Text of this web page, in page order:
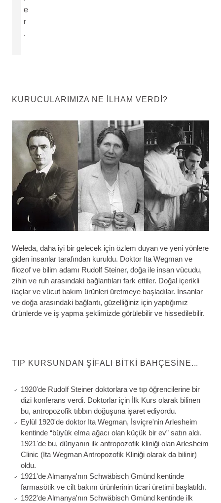
e
r
.
KURUCULARIMIZA NE ILHAM VERDI?
Weleda, daha iyi bir gelecek için özlem duyan ve yeni yönlere
giden insanlar tarafından kuruldu. Doktor Ita Wegman ve
filozof ve bilim adamı Rudolf Steiner, doğa ile insan vücudu,
zihin ve ruh arasındaki bağlantıları fark ettiler. Doğal içerikli
ilaçlar ve vücut bakım ürünleri üretmeye başladılar. İnsanlar
ve doğa arasındaki bağlantı, güzelliğiniz için yaptığımız
ürünlerde ve iş yapma şeklimizde görülebilir ve hissedilebilir.
TIP KURSUNDAN ŞIFALI BITKI BAHÇESINE...
1920'de Rudolf Steiner doktorlara ve tıp öğrencilerine bir
dizi konferans verdi. Doktorlar için İlk Kurs olarak bilinen
bu, antropozofik tıbbın doğuşuna işaret ediyordu.
Eylül 1920'de doktor Ita Wegman, İsviçre'nin Arlesheim
kentinde “büyük elma ağacı olan küçük bir ev” satın aldı.
1921'de bu, dünyanın ilk antropozofik kliniği olan Arlesheim
Clinic (Ita Wegman Antropozofik Kliniği olarak da bilinir)
oldu.
1921'de Almanya'nın Schwäbisch Gmünd kentinde
farmasötik ve cilt bakım ürünlerinin ticari üretimi başlatıldı.
1922'de Almanya'nın Schwäbisch Gmünd kentinde ilk